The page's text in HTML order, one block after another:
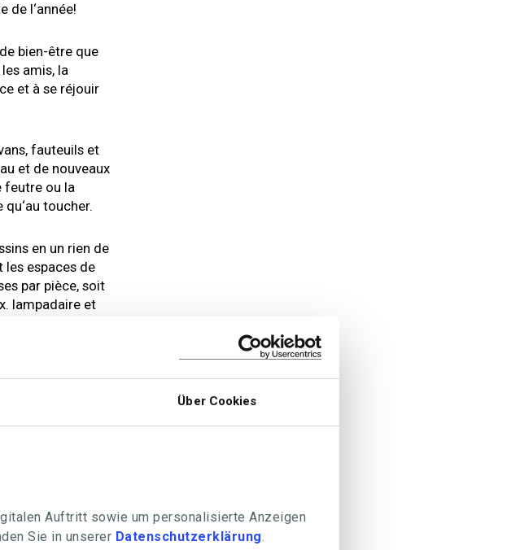
Über Cookies
Auftritt sowie um personalisierte Anzeigen
Sie in unserer Datenschutzerklärung.
de l‘année!
bien-être que
amis, la
et à se réjouir
fauteuils et
et de nouveaux
feutre ou la
toucher.
en un rien de
espaces de
par pièce, soit
lampadaire et
diffusent une
ou des
les flammes
Réchauffez-le
regard,
ou une
design.